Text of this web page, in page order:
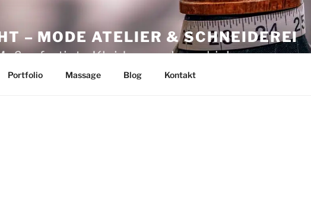
– MODE ATELIER & SCHNEIDEREI
Kleider machen chic!
Portfolio Massage Blog Kontakt